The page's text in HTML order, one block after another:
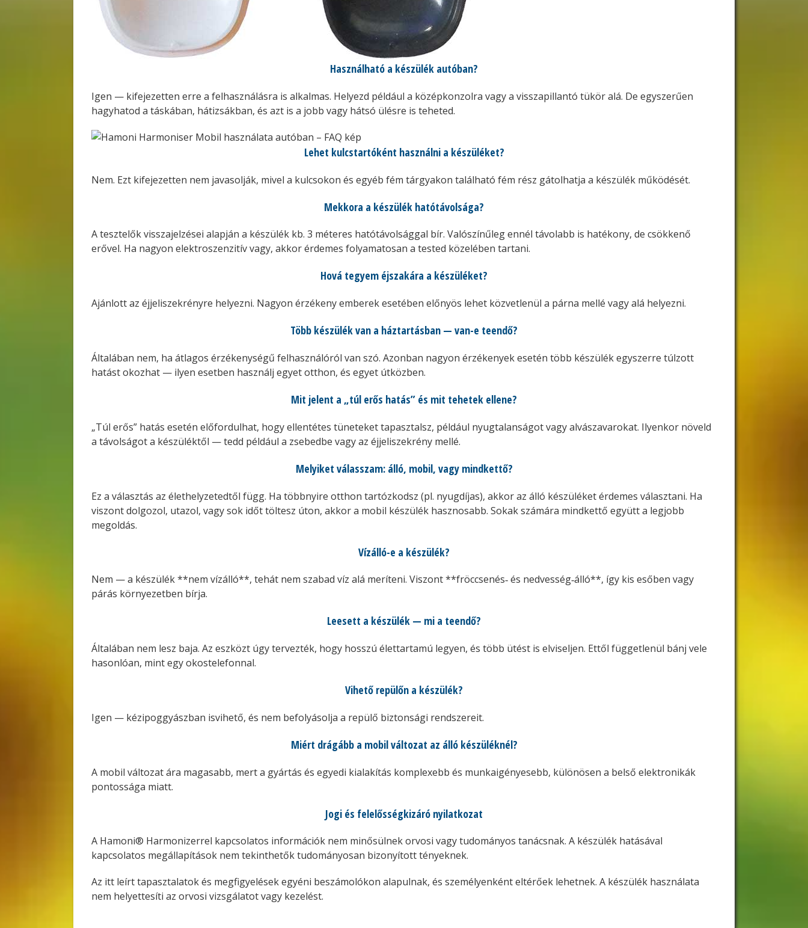
Használható a készülék autóban?
Igen — kifejezetten erre a felhasználásra is alkalmas. Helyezd például a középkonzolra vagy a visszapillantó tükör alá. De egyszerűen
hagyhatod a táskában, hátizsákban, és azt is a jobb vagy hátsó ülésre is teheted.
Lehet kulcstartóként használni a készüléket?
Nem. Ezt kifejezetten nem javasolják, mivel a kulcsokon és egyéb fém tárgyakon található fém rész gátolhatja a készülék működését.
Mekkora a készülék hatótávolsága?
A tesztelők visszajelzései alapján a készülék kb. 3 méteres hatótávolsággal bír. Valószínűleg ennél távolabb is hatékony, de csökkenő
erővel. Ha nagyon elektroszenzitív vagy, akkor érdemes folyamatosan a tested közelében tartani.
Hová tegyem éjszakára a készüléket?
Ajánlott az éjjeliszekrényre helyezni. Nagyon érzékeny emberek esetében előnyös lehet közvetlenül a párna mellé vagy alá helyezni.
Több készülék van a háztartásban — van-e teendő?
Általában nem, ha átlagos érzékenységű felhasználóról van szó. Azonban nagyon érzékenyek esetén több készülék egyszerre túlzott
hatást okozhat — ilyen esetben használj egyet otthon, és egyet útközben.
Mit jelent a „túl erős hatás” és mit tehetek ellene?
„Túl erős” hatás esetén előfordulhat, hogy ellentétes tüneteket tapasztalsz, például nyugtalanságot vagy alvászavarokat. Ilyenkor növeld
a távolságot a készüléktől — tedd például a zsebedbe vagy az éjjeliszekrény mellé.
Melyiket válasszam: álló, mobil, vagy mindkettő?
Ez a választás az élethelyzetedtől függ. Ha többnyire otthon tartózkodsz (pl. nyugdíjas), akkor az álló készüléket érdemes választani. Ha
viszont dolgozol, utazol, vagy sok időt töltesz úton, akkor a mobil készülék hasznosabb. Sokak számára mindkettő együtt a legjobb
megoldás.
Vízálló-e a készülék?
Nem — a készülék **nem vízálló**, tehát nem szabad víz alá meríteni. Viszont **fröccsenés‑ és nedvesség‑álló**, így kis esőben vagy
párás környezetben bírja.
Leesett a készülék — mi a teendő?
Általában nem lesz baja. Az eszközt úgy tervezték, hogy hosszú élettartamú legyen, és több ütést is elviseljen. Ettől függetlenül bánj vele
hasonlóan, mint egy okostelefonnal.
Vihető repülőn a készülék?
Igen — kézipoggyászban isvihető, és nem befolyásolja a repülő biztonsági rendszereit.
Miért drágább a mobil változat az álló készüléknél?
A mobil változat ára magasabb, mert a gyártás és egyedi kialakítás komplexebb és munkaigényesebb, különösen a belső elektronikák
pontossága miatt.
Jogi és felelősségkizáró nyilatkozat
A Hamoni® Harmonizerrel kapcsolatos információk nem minősülnek orvosi vagy tudományos tanácsnak. A készülék hatásával
kapcsolatos megállapítások nem tekinthetők tudományosan bizonyított tényeknek.
Az itt leírt tapasztalatok és megfigyelések egyéni beszámolókon alapulnak, és személyenként eltérőek lehetnek. A készülék használata
nem helyettesíti az orvosi vizsgálatot vagy kezelést.